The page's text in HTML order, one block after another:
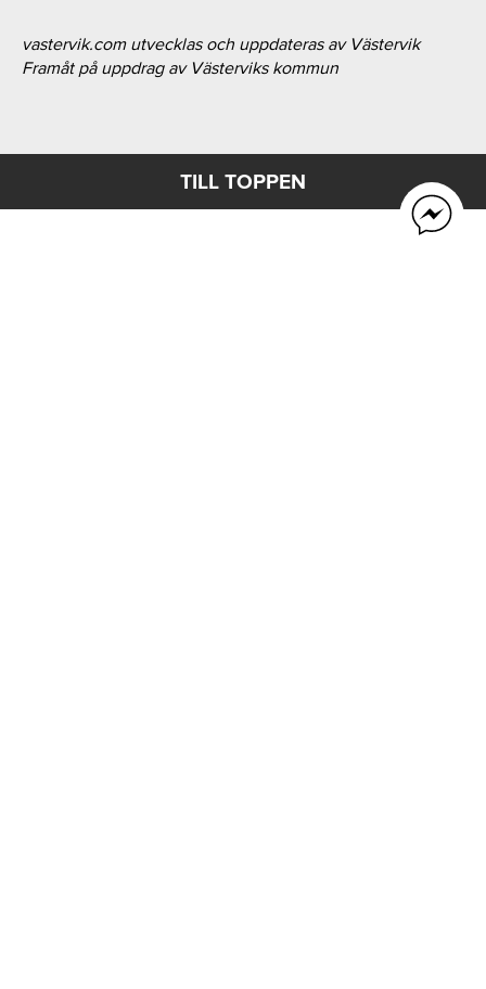
vastervik.com utvecklas och uppdateras av Västervik
Framåt på uppdrag av Västerviks kommun
TILL TOPPEN